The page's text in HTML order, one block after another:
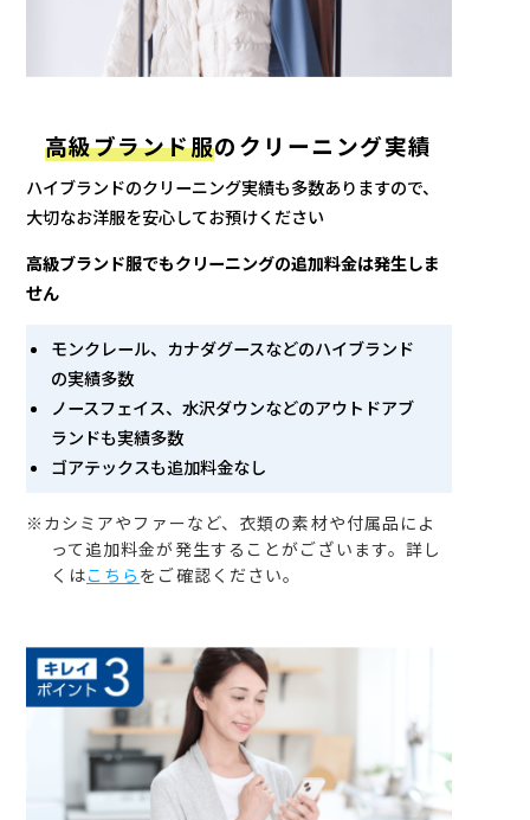
高級ブランド服のクリーニング実績
ハイブランドのクリーニング実績も多数ありますので、
大切なお洋服を安心してお預けください
高級ブランド服でもクリーニングの追加料金は発生しま
せん
モンクレール、カナダグースなどのハイブランド
の実績多数
ノースフェイス、水沢ダウンなどのアウトドアブ
ランドも実績多数
ゴアテックスも追加料金なし
※カシミアやファーなど、衣類の素材や付属品によ
って追加料金が発生することがございます。詳し
くはこちら をご確認ください。